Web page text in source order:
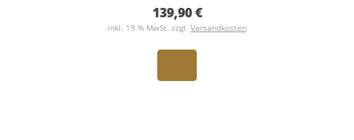
139,90 €
inkl. 19 % MwSt. zzgl. Versandkosten